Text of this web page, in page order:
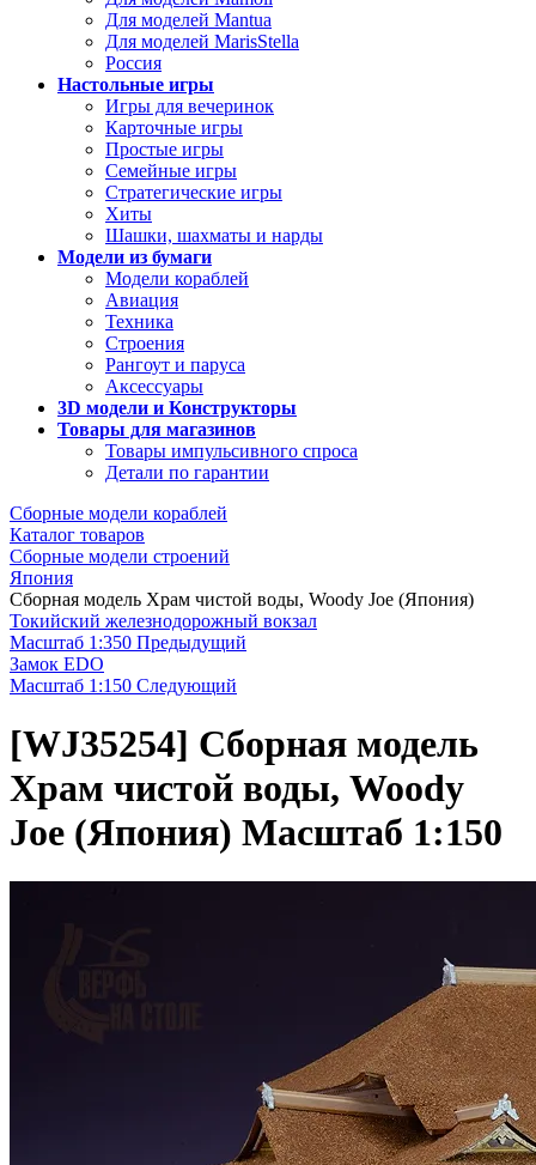
Для моделей Mantua
Для моделей MarisStella
Россия
Настольные игры
Игры для вечеринок
Карточные игры
Простые игры
Семейные игры
Стратегические игры
Хиты
Шашки, шахматы и нарды
Модели из бумаги
Модели кораблей
Авиация
Техника
Строения
Рангоут и паруса
Аксессуары
3D модели и Конструкторы
Товары для магазинов
Товары импульсивного спроса
Детали по гарантии
Сборные модели кораблей
Каталог товаров
Сборные модели строений
Япония
Сборная модель Храм чистой воды, Woody Joe (Япония)
Токийский железнодорожный вокзал
Масштаб 1:350 Предыдущий
Замок EDO
Масштаб 1:150 Следующий
[WJ35254] Сборная модель
Храм чистой воды, Woody
Joe (Япония) Масштаб 1:150